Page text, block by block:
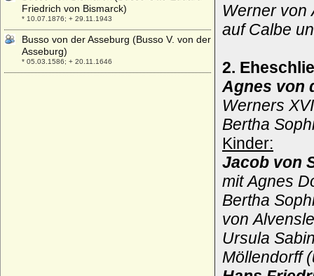
Werner von
auf Calbe
2.
Agnes von
Werners
Bertha
Kinder:
Jacob von
mit Agnes
Bertha
von
Ursula
Möllendorff
Friedrich von Bismarck)
* 10.07.1876; + 29.11.1943
Busso von der Asseburg (Busso V. von der
Asseburg)
* 05.03.1586; + 20.11.1646